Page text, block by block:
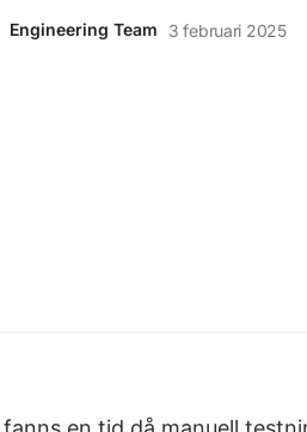
Engineering Team 3 februari 2025